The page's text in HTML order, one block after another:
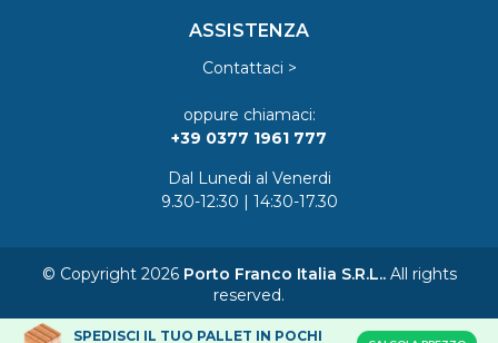
SPEDISCI IL TUO PALLET IN POCHI
ASSISTENZA
Contattaci >
oppure chiamaci:
+39 0377 1961 777
Dal Lunedi al Venerdi
9.30-12:30 | 14:30-17.30
© Copyright 2026 Porto Franco Italia S.R.L..All rights
reserved.